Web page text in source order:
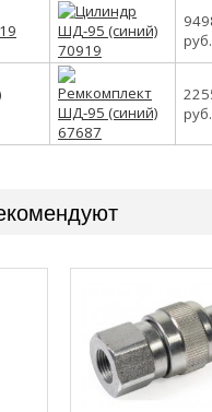
руб.
руб.